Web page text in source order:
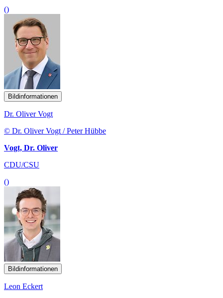
()
Bildinformationen
Dr. Oliver Vogt
© Dr. Oliver Vogt / Peter Hübbe
Vogt, Dr. Oliver
CDU/CSU
()
Bildinformationen
Leon Eckert